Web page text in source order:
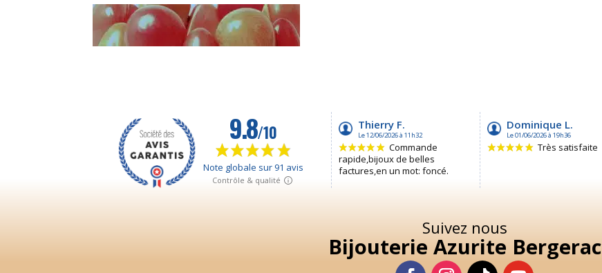
Suivez nous
Bijouterie Azurite Bergerac